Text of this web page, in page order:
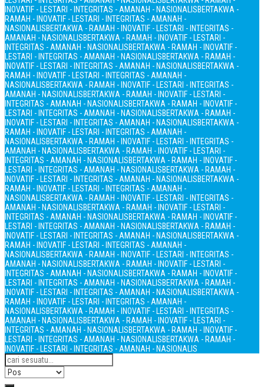
INOVATIF - LESTARI - INTEGRITAS - AMANAH - NASIONALISBERTAKWA -
RAMAH - INOVATIF - LESTARI - INTEGRITAS - AMANAH -
NASIONALISBERTAKWA - RAMAH - INOVATIF - LESTARI - INTEGRITAS -
AMANAH - NASIONALISBERTAKWA - RAMAH - INOVATIF - LESTARI -
INTEGRITAS - AMANAH - NASIONALISBERTAKWA - RAMAH - INOVATIF -
LESTARI - INTEGRITAS - AMANAH - NASIONALISBERTAKWA - RAMAH -
INOVATIF - LESTARI - INTEGRITAS - AMANAH - NASIONALISBERTAKWA -
RAMAH - INOVATIF - LESTARI - INTEGRITAS - AMANAH -
NASIONALISBERTAKWA - RAMAH - INOVATIF - LESTARI - INTEGRITAS -
AMANAH - NASIONALISBERTAKWA - RAMAH - INOVATIF - LESTARI -
INTEGRITAS - AMANAH - NASIONALISBERTAKWA - RAMAH - INOVATIF -
LESTARI - INTEGRITAS - AMANAH - NASIONALISBERTAKWA - RAMAH -
INOVATIF - LESTARI - INTEGRITAS - AMANAH - NASIONALISBERTAKWA -
RAMAH - INOVATIF - LESTARI - INTEGRITAS - AMANAH -
NASIONALISBERTAKWA - RAMAH - INOVATIF - LESTARI - INTEGRITAS -
AMANAH - NASIONALISBERTAKWA - RAMAH - INOVATIF - LESTARI -
INTEGRITAS - AMANAH - NASIONALISBERTAKWA - RAMAH - INOVATIF -
LESTARI - INTEGRITAS - AMANAH - NASIONALISBERTAKWA - RAMAH -
INOVATIF - LESTARI - INTEGRITAS - AMANAH - NASIONALISBERTAKWA -
RAMAH - INOVATIF - LESTARI - INTEGRITAS - AMANAH -
NASIONALISBERTAKWA - RAMAH - INOVATIF - LESTARI - INTEGRITAS -
AMANAH - NASIONALISBERTAKWA - RAMAH - INOVATIF - LESTARI -
INTEGRITAS - AMANAH - NASIONALISBERTAKWA - RAMAH - INOVATIF -
LESTARI - INTEGRITAS - AMANAH - NASIONALISBERTAKWA - RAMAH -
INOVATIF - LESTARI - INTEGRITAS - AMANAH - NASIONALISBERTAKWA -
RAMAH - INOVATIF - LESTARI - INTEGRITAS - AMANAH -
NASIONALISBERTAKWA - RAMAH - INOVATIF - LESTARI - INTEGRITAS -
AMANAH - NASIONALISBERTAKWA - RAMAH - INOVATIF - LESTARI -
INTEGRITAS - AMANAH - NASIONALISBERTAKWA - RAMAH - INOVATIF -
LESTARI - INTEGRITAS - AMANAH - NASIONALISBERTAKWA - RAMAH -
INOVATIF - LESTARI - INTEGRITAS - AMANAH - NASIONALISBERTAKWA -
RAMAH - INOVATIF - LESTARI - INTEGRITAS - AMANAH -
NASIONALISBERTAKWA - RAMAH - INOVATIF - LESTARI - INTEGRITAS -
AMANAH - NASIONALISBERTAKWA - RAMAH - INOVATIF - LESTARI -
INTEGRITAS - AMANAH - NASIONALISBERTAKWA - RAMAH - INOVATIF -
LESTARI - INTEGRITAS - AMANAH - NASIONALISBERTAKWA - RAMAH -
INOVATIF - LESTARI - INTEGRITAS - AMANAH - NASIONALIS